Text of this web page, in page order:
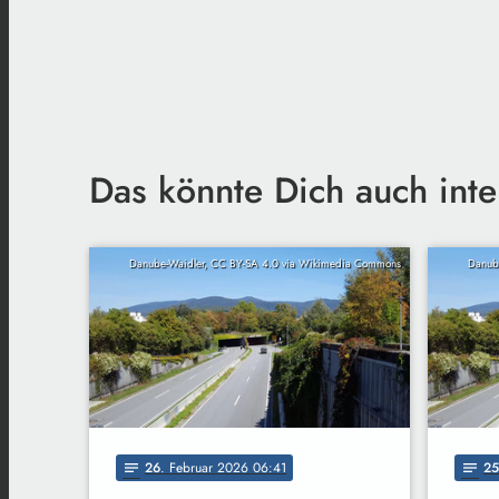
Das könnte Dich auch
Danube-Waidler, CC BY-SA 4.0 via Wikimedia Commons
notes 26. Februar 2026 06:41 notes 25